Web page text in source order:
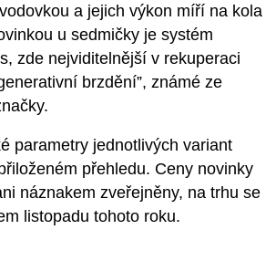
a jejich výkon míří na kola
u sedmičky je systém
zde nejviditelnější v rekuperaci
brzdění”, známé ze
parametry jednotlivých variant
přehledu. Ceny novinky
náznakem zveřejněny, na trhu se
listopadu tohoto roku.